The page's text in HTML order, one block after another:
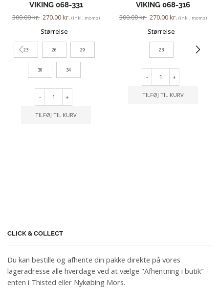
VIKING 068-331
300.00kr. 270.00kr. (inkl. moms)
Størrelse
23 26 29
30 34
- +
TILFØJ TIL KURV
VIKING 068-316
300.00kr. 270.00kr. (inkl. moms)
Størrelse
23
- +
TILFØJ TIL KURV
CLICK & COLLECT
Du kan bestille og afhente din pakke direkte på vores
lageradresse alle hverdage ved at vælge "Afhentning i butik"
enten i Thisted eller Nykøbing Mors.